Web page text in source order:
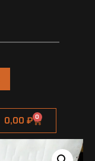
0,00 ₽ 0